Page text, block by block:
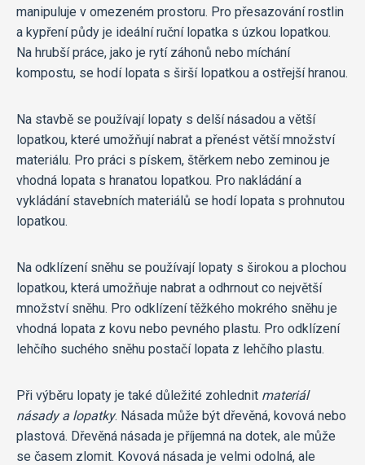
manipuluje v omezeném prostoru. Pro přesazování rostlin
a kypření půdy je ideální ruční lopatka s úzkou lopatkou.
Na hrubší práce, jako je rytí záhonů nebo míchání
kompostu, se hodí lopata s širší lopatkou a ostřejší hranou.
Na stavbě se používají lopaty s delší násadou a větší
lopatkou, které umožňují nabrat a přenést větší množství
materiálu. Pro práci s pískem, štěrkem nebo zeminou je
vhodná lopata s hranatou lopatkou. Pro nakládání a
vykládání stavebních materiálů se hodí lopata s prohnutou
lopatkou.
Na odklízení sněhu se používají lopaty s širokou a plochou
lopatkou, která umožňuje nabrat a odhrnout co největší
množství sněhu. Pro odklízení těžkého mokrého sněhu je
vhodná lopata z kovu nebo pevného plastu. Pro odklízení
lehčího suchého sněhu postačí lopata z lehčího plastu.
Při výběru lopaty je také důležité zohlednit materiál
násady a lopatky. Násada může být dřevěná, kovová nebo
plastová. Dřevěná násada je příjemná na dotek, ale může
se časem zlomit. Kovová násada je velmi odolná, ale